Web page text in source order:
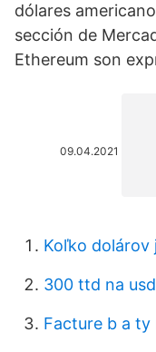
dólares
sección de
Ethereum son
09.04.2021
Koľko dolárov
300 ttd na usd
Facture b a